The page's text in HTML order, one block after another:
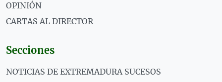
OPINIÓN
CARTAS AL DIRECTOR
Secciones
NOTICIAS DE EXTREMADURA SUCESOS